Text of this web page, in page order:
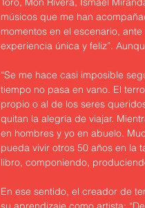
músicos que me han
momentos en el escenario,
experiencia única y feliz”.
“Se me hace casi imposible
tiempo no pasa en vano. El
propio o al de los seres
quitan la alegría de viajar.
en hombres y yo en abuelo.
pueda vivir otros 50 años en la
libro, componiendo,
En ese sentido, el creador de